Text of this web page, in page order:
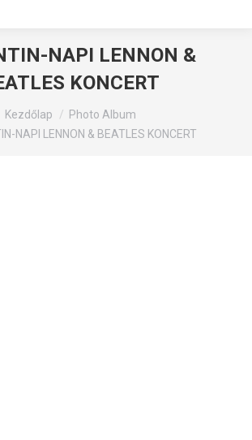
NAPI LENNON &
KONCERT
Kezdőlap
Photo Album
NAPI LENNON & BEATLES KONCERT